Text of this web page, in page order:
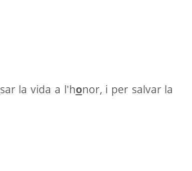
sar la vida a l'honor, i per salvar la